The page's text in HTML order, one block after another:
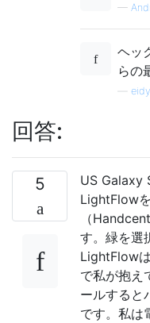
—
ヘッ
らの
回答:
5
US Galaxy
LightFlow
（
す。緑を選
LightFlow
で私が抱え
ールすると
です。私は